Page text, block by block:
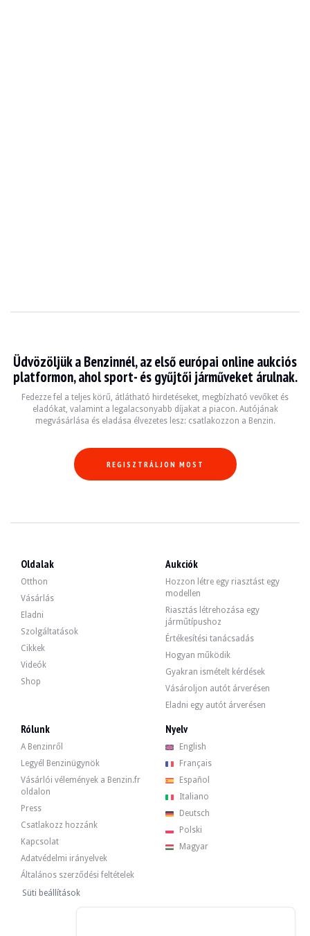
L'Audi A8 D3, produite entre 2002 et 2010, est une berline de luxe qui a
Fiche technique
200 - 500 ch
Audi A8 D3 — Eladva
Audi A8 D3 W12 - 2004
8 500 €
Audi A8 D3 W12 - 2005
8 248 €
Audi A8 D3 W12 - 2005
Audi A8 L W12 8k km - 2005
Üdvözöljük a Benzinnél, az első európai online aukciós
platformon, ahol sport- és gyűjtői járműveket árulnak.
Fedezze fel a teljes körű, átlátható hirdetéseket, megbízható vevőket és
eladókat, valamint a legalacsonyabb díjakat a piacon. Autójának
megvásárlása és eladása élvezetes lesz: csatlakozzon a Benzin.
REGISZTRÁLJON MOST
Oldalak
Otthon
Vásárlás
Eladni
Szolgáltatások
Cikkek
Videók
Shop
Aukciók
Hozzon létre egy riasztást egy
modellen
Riasztás létrehozása egy
járműtípushoz
Értékesítési tanácsadás
Hogyan működik
Gyakran ismételt kérdések
Vásároljon autót árverésen
Eladni egy autót árverésen
Rólunk
A Benzinről
Legyél Benzinügynök
Vásárlói vélemények a Benzin.fr
oldalon
Press
Csatlakozz hozzánk
Kapcsolat
Adatvédelmi irányelvek
Általános szerződési feltételek
Süti beállítások
Nyelv
English
Français
Español
Italiano
Deutsch
Polski
Magyar